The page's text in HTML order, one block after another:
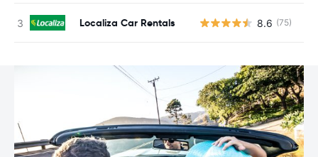
Localiza Car Rentals 8.6 (75)